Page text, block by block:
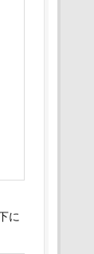
に